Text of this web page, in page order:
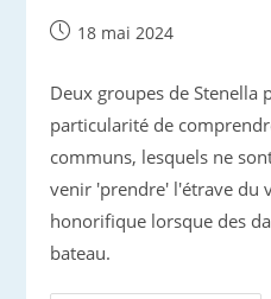
Publication
18 mai 2024
Deux groupes de Stenella
particularité de
communs, lesquels ne
venir 'prendre' l'étrave du
honorifique lorsque des
bateau.